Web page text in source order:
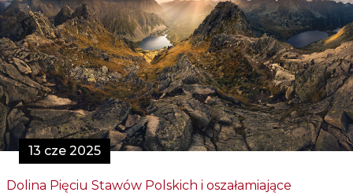
13 cze 2025
Dolina Pięciu Stawów Polskich i oszałamiające